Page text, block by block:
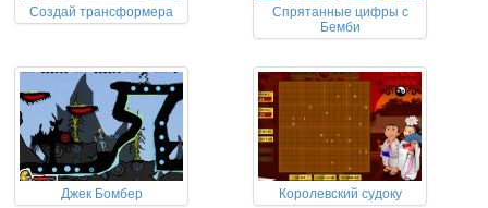
Создай трансформера
Спрятанные цифры с
Бемби
Джек Бомбер Королевский судоку